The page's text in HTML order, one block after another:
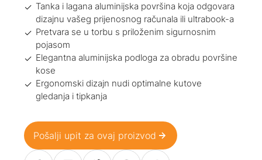
Tanka i lagana aluminijska površina koja odgovara
dizajnu vašeg prijenosnog računala ili ultrabook-a
Pretvara se u torbu s priloženim sigurnosnim
pojasom
Elegantna aluminijska podloga za obradu površine
kose
Ergonomski dizajn nudi optimalne kutove
gledanja i tipkanja
Pošalji upit za ovaj proizvod